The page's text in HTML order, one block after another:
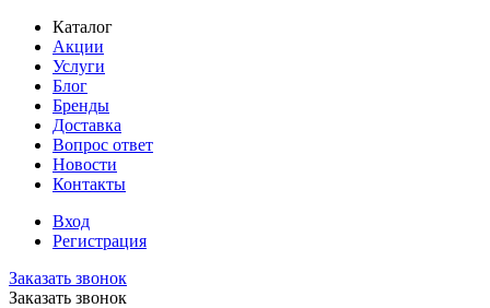
Каталог
Акции
Услуги
Блог
Бренды
Доставка
Вопрос ответ
Новости
Контакты
Вход
Регистрация
Заказать звонок
Заказать звонок